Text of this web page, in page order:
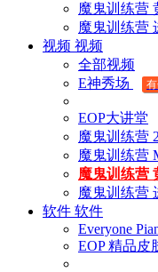
魔鬼训练营
魔鬼训练营
视频 视频
全部视频
E神秀场
EOP大讲堂
魔鬼训练营
魔鬼训练营
魔鬼训练营
魔鬼训练营
软件 软件
Everyone
EOP 精品皮